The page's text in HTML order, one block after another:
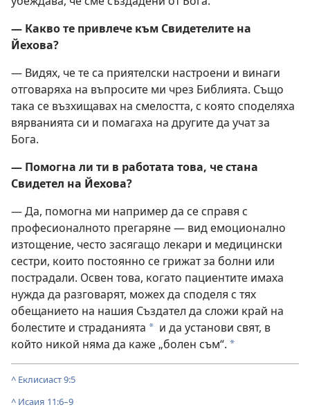
— Какво те привлече към Свидетелите на
Йехова?
— Видях, че те са приятелски настроени и винаги
отговаряха на въпросите ми чрез Библията. Също
така се възхищавах на смелостта, с която споделяха
вярванията си и помагаха на другите да учат за
Бога.
— Помогна ли ти в работата това, че стана
Свидетел на Йехова?
— Да, помогна ми например да се справя с
професионалното прегаряне — вид емоционално
изтощение, често засягащо лекари и медицински
сестри, които постоянно се грижат за болни или
пострадали. Освен това, когато пациентите имаха
нужда да разговарят, можех да споделя с тях
обещанието на нашия Създател да сложи край на
болестите и страданията * и да установи свят, в
който никой няма да каже „болен съм“. *
^ Еклисиаст 9:5
^ Исаия 11:6–9